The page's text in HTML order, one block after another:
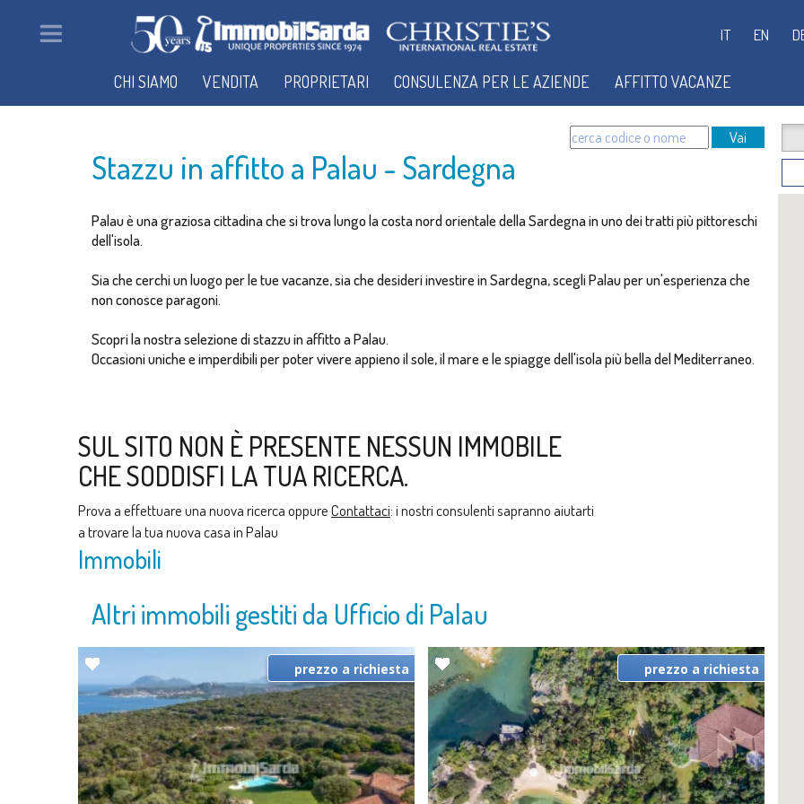
Vai
Stazzu in affitto a Palau - Sardegna
Palau è una graziosa cittadina che si trova lungo la costa nord orientale della Sardegna in uno dei tratti più pittoreschi
dell'isola.
Sia che cerchi un luogo per le tue vacanze, sia che desideri investire in Sardegna, scegli Palau per un'esperienza che
non conosce paragoni.
Scopri la nostra selezione di stazzu in affitto a Palau.
Occasioni uniche e imperdibili per poter vivere appieno il sole, il mare e le spiagge dell'isola più bella del Mediterraneo.
SUL SITO NON È PRESENTE NESSUN IMMOBILE
CHE SODDISFI LA TUA RICERCA.
Prova a effettuare una nuova ricerca oppureContattaci: i nostri consulenti sapranno aiutarti
a trovare la tua nuova casa in Palau
Immobili
Altri immobili gestiti da Ufficio di Palau
prezzo a richiesta prezzo a richiesta
EN
IT
CHI SIAMO VENDITA PROPRIETARI CONSULENZA PER LE AZIENDE AFFITTO VACANZE